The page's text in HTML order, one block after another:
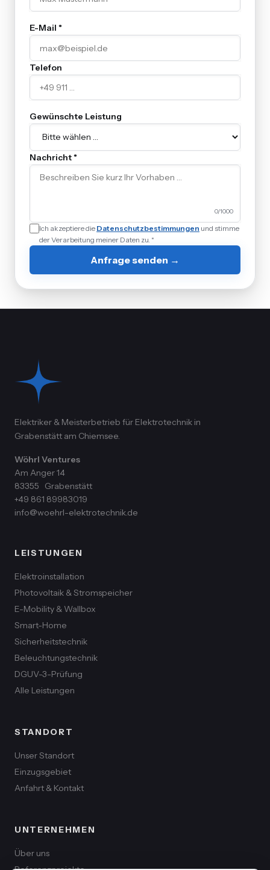
E-Mail *
Telefon
Gewünschte Leistung
Nachricht *
0/1000
Ich akzeptiere die Datenschutzbestimmungen und stimme
der Verarbeitung meiner Daten zu. *
Anfrage senden →
Elektriker & Meisterbetrieb für Elektrotechnik in
Grabenstätt am Chiemsee.
Wöhrl Ventures
Am Anger 14
83355
Grabenstätt
+49 861 89983019
info@woehrl-elektrotechnik.de
LEISTUNGEN
Elektroinstallation
Photovoltaik & Stromspeicher
E-Mobility & Wallbox
Smart-Home
Sicherheitstechnik
Beleuchtungstechnik
DGUV-3-Prüfung
Alle Leistungen
STANDORT
Unser Standort
Einzugsgebiet
Anfahrt & Kontakt
UNTERNEHMEN
Über uns